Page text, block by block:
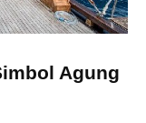
Agung